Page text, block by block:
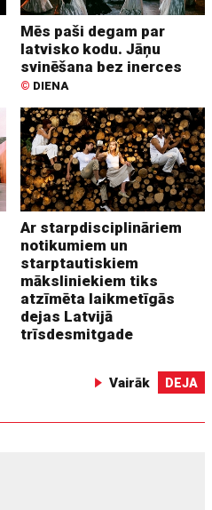
Mēs paši degam par
latvisko kodu. Jāņu
svinēšana bez inerces
© DIENA
Ar starpdisciplināriem
notikumiem un
starptautiskiem
māksliniekiem tiks
atzīmēta laikmetīgās
dejas Latvijā
trīsdesmitgade
Vairāk DEJA